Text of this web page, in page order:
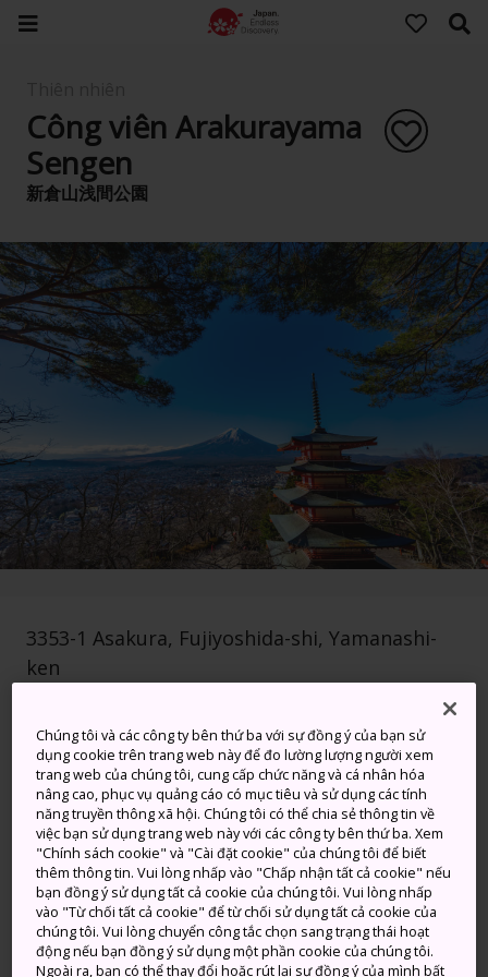
Công viên Arakurayama
Sengen
新倉山浅間公園
3353-1 Asakura, Fujiyoshida-shi, Yamanashi-
ken
Nhận Thông tin Quá cảnh
TỪ KHÓA BẢN ĐỒ
Công viên rực rỡ sắc màu sôi
động với tầm nhìn tuyệt vời ra
Chúng tôi và các công ty bên thứ ba với sự đồng ý của bạn sử
dụng cookie trên trang web này để đo lường lượng người xem
trang web của chúng tôi, cung cấp chức năng và cá nhân hóa
nâng cao, phục vụ quảng cáo có mục tiêu và sử dụng các tính
năng truyền thông xã hội. Chúng tôi có thể chia sẻ thông tin về
việc bạn sử dụng trang web này với các công ty bên thứ ba. Xem
"Chính sách cookie" và "Cài đặt cookie" của chúng tôi để biết
thêm thông tin. Vui lòng nhấp vào "Chấp nhận tất cả cookie" nếu
bạn đồng ý sử dụng tất cả cookie của chúng tôi. Vui lòng nhấp
vào "Từ chối tất cả cookie" để từ chối sử dụng tất cả cookie của
chúng tôi. Vui lòng chuyển công tắc chọn sang trạng thái hoạt
động nếu bạn đồng ý sử dụng một phần cookie của chúng tôi.
Ngoài ra, bạn có thể thay đổi hoặc rút lại sự đồng ý của mình bất